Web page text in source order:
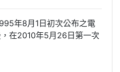
年8月1日初次公布之電
在2010年5月26日第一次